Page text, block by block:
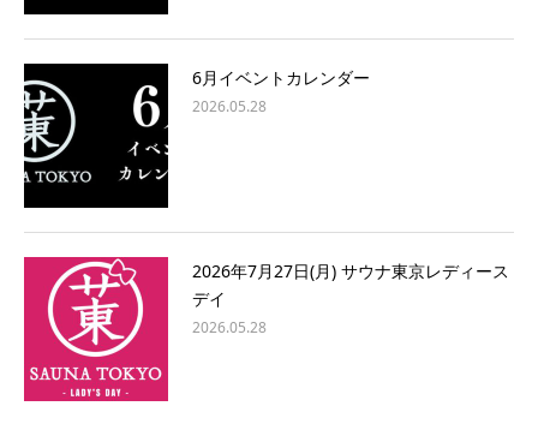
6月イベントカレンダー
2026.05.28
2026年7月27日(月) サウナ東京レディース
デイ
2026.05.28